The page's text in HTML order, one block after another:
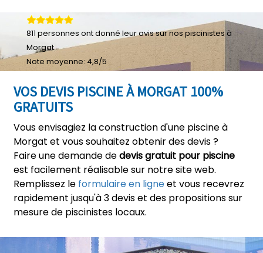
VOS DEVIS PISCINE À MORGAT 100%
GRATUITS
Vous envisagiez la construction d'une piscine à
Morgat et vous souhaitez obtenir des devis ?
Faire une demande dedevis gratuit pour piscine
est facilement réalisable sur notre site web.
Remplissez le formulaire en ligneet vous recevrez
rapidement jusqu'à 3 devis et des propositions sur
mesure de piscinistes locaux.
811 personnes ont donné leuravis sur nos piscinistes à
Morgat
Note moyenne: 4,8/5